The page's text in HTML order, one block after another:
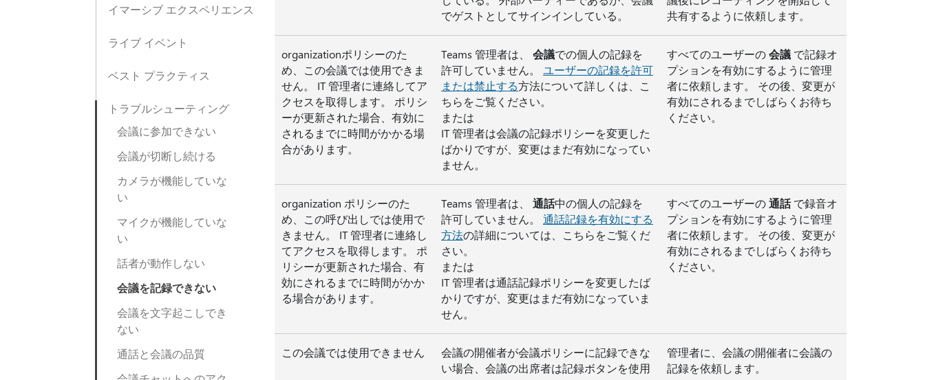
イマーシブ エクスペリエンス
ライブ イベント
ベスト プラクティス
トラブルシューティング
会議に参加できない
会議が切断し続ける
カメラが機能していな
い
マイクが機能していな
い
話者が動作しない
会議を記録できない
会議を文字起こしでき
ない
通話と会議の品質
でゲストとしてサインインしている。
共有するように依頼します。
organizationポリシーのた
め、この会議では使用できま
せん。 IT 管理者に連絡してア
クセスを取得します。 ポリシ
ーが更新された場合、有効に
されるまでに時間がかかる場
合があります。
Teams 管理者は、 会議での個人の記録を
許可していません。 ユーザーの記録を許可
または禁止する方法について詳しくは、こ
ちらをご覧ください。
または
IT 管理者は会議の記録ポリシーを変更した
ばかりですが、変更はまだ有効になってい
ません。
すべてのユーザーの会議 で記録オ
プションを有効にするように管理
者に依頼します。 その後、変更が
有効にされるまでしばらくお待ち
ください。
organization ポリシーのた
め、この呼び出しでは使用で
きません。 IT 管理者に連絡し
てアクセスを取得します。 ポ
リシーが更新された場合、有
効にされるまでに時間がかか
る場合があります。
Teams 管理者は、 通話中の個人の記録を
許可していません。 通話記録を有効にする
方法の詳細については、こちらをご覧くだ
さい。
または
IT 管理者は通話記録ポリシーを変更したば
かりですが、変更はまだ有効になっていま
せん。
すべてのユーザーの通話で録音オ
プションを有効にするように管理
者に依頼します。 その後、変更が
有効にされるまでしばらくお待ち
ください。
この会議では使用できません
会議の開催者が会議ポリシーに記録できな
い場合、会議の出席者は記録ボタンを使用
管理者に、会議の開催者に会議の
記録を依頼します。